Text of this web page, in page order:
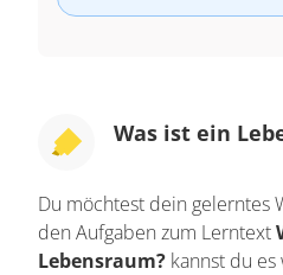
Was ist ein
Du möchtest dein gelerntes
den Aufgaben zum Lerntext
Lebensraum? kannst du